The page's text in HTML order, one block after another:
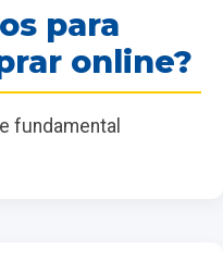
para
online?
fundamental